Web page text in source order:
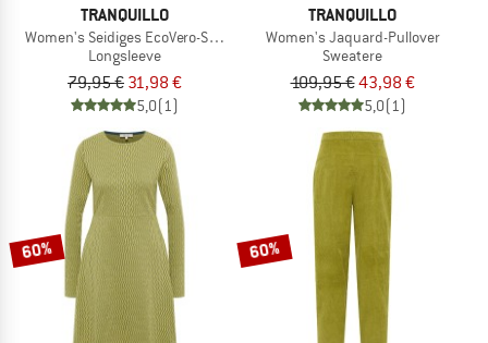
TRANQUILLO
Women's Seidiges EcoVero-Shirt Round Neck
Longsleeve
79,95 € 31,98 €
5,0(1)
TRANQUILLO
Women's Jaquard-Pullover
Sweatere
109,95 €43,98 €
5,0(1)
60% 60%